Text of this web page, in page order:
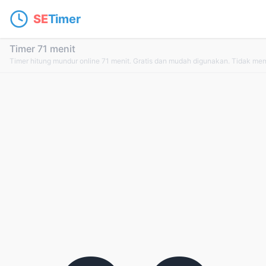
SETimer
Timer 71 menit
Timer hitung mundur online 71 menit. Gratis dan mudah digunakan. Tidak